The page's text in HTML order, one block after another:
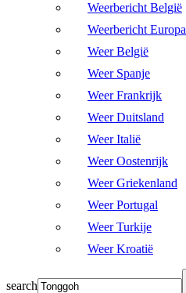
Weerbericht België
Weerbericht Europa
Weer België
Weer Spanje
Weer Frankrijk
Weer Duitsland
Weer Italië
Weer Oostenrijk
Weer Griekenland
Weer Portugal
Weer Turkije
Weer Kroatië
search